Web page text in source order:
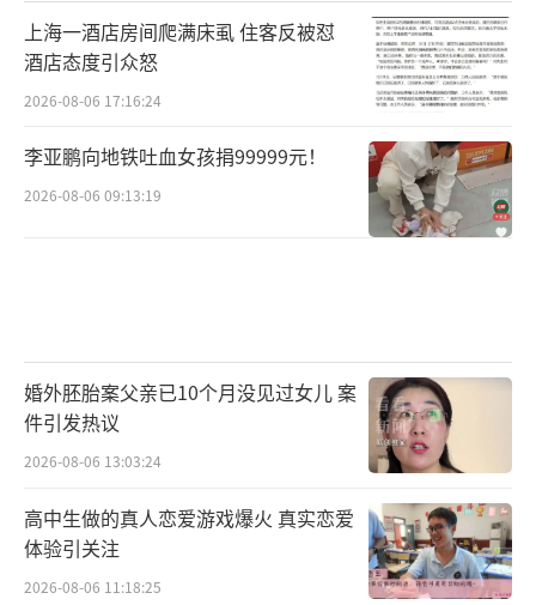
上海一酒店房间爬满床虱 住客反被怼
酒店态度引众怒
2026-08-06 17:16:24
李亚鹏向地铁吐血女孩捐99999元！
2026-08-06 09:13:19
婚外胚胎案父亲已10个月没见过女儿 案
件引发热议
2026-08-06 13:03:24
高中生做的真人恋爱游戏爆火 真实恋爱
体验引关注
2026-08-06 11:18:25